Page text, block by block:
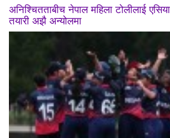
अनिश्चितताबीच नेपाल महिला टोलीलाई
तयारी अझै अन्योलमा